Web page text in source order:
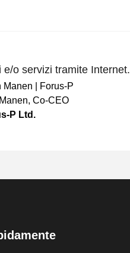
o servizi tramite Internet.
, Co-CEO
P Ltd.